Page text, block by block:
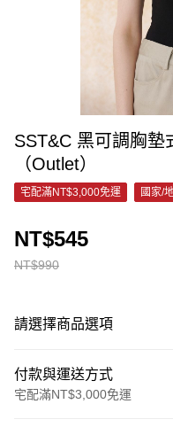
SST&C 黑可調胸墊
（Outlet）
宅配滿NT$3,000免運 國家/
NT$990
NT$545
請選擇商品選項
付款與運送方式
宅配滿NT$3,000免運